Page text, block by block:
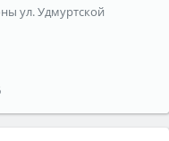
ул. Удмуртской